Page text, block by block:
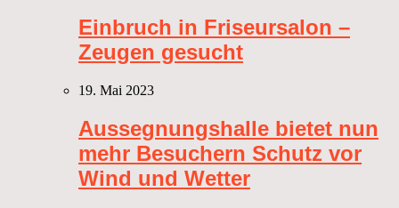
Einbruch in Friseursalon –
Zeugen gesucht
19. Mai 2023
Aussegnungshalle bietet nun
mehr Besuchern Schutz vor
Wind und Wetter